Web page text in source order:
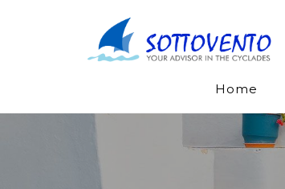
Home